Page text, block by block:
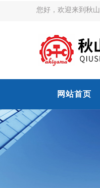
您好，欢迎来到秋
网站首页